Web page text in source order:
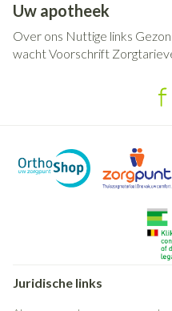
Uw apotheek
Over ons Nuttige links
wachtVoorschrift
Juridische links